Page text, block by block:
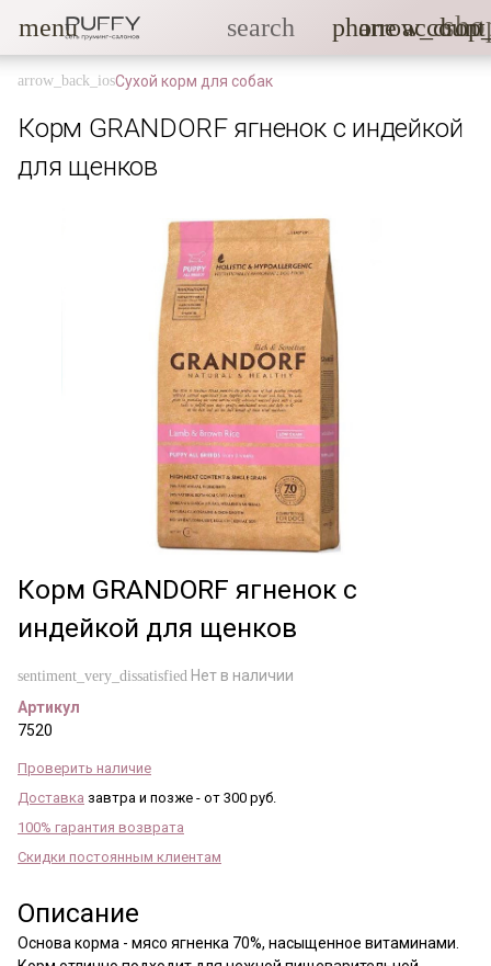
menu search phone
Сухой корм для собак
Корм GRANDORF ягненок с индейкой
для щенков
Корм GRANDORF ягненок с
индейкой для щенков
sentiment_very_dissatisfied Нет в наличии
Артикул
7520
Проверить наличие
Доставка завтра и позже - от 300 руб.
100% гарантия возврата
Скидки постоянным клиентам
Описание
Основа корма - мясо ягненка 70%, насыщенное витаминами.